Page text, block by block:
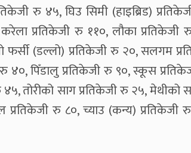
रु ४५, घिउ सिमी (हाइब्रिड)
प्रतिकेजी रु ११०, लौका प्रतिकेजी
फर्सी (डल्लो) प्रतिकेजी रु २०, सलगम
पिँडालु प्रतिकेजी रु ९०, स्कूस
तोरीको साग प्रतिकेजी रु २५, मेथीको
रु ८०, च्याउ (कन्य) प्रतिकेजी